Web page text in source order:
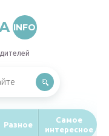
INFO
Разное
Самое
интересное